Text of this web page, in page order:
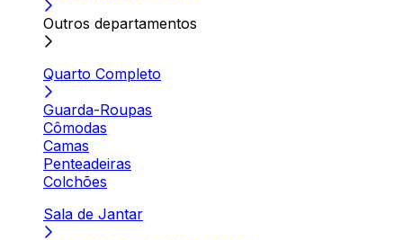
Outros departamentos
Quarto Completo
Guarda-Roupas
Cômodas
Camas
Penteadeiras
Colchões
Sala de Jantar